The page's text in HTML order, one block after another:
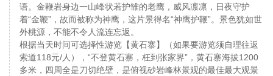
语。金鞭岩身边一山峰状若护雏的老鹰，威风凛凛，日夜守护
着“金鞭”，故而被称为神鹰，这片景得名“神鹰护鞭”。景色犹如世
外桃源，不能不令人流连忘返。
根据当天时间可选择性游览【黄石寨】（如果要游览须自理往返
索道118元/人），“不登黄石寨，枉到张家界”，黄石寨海拔1200
多米，四周全是刀切绝壁，是俯视砂岩峰林景观的最佳最大观景